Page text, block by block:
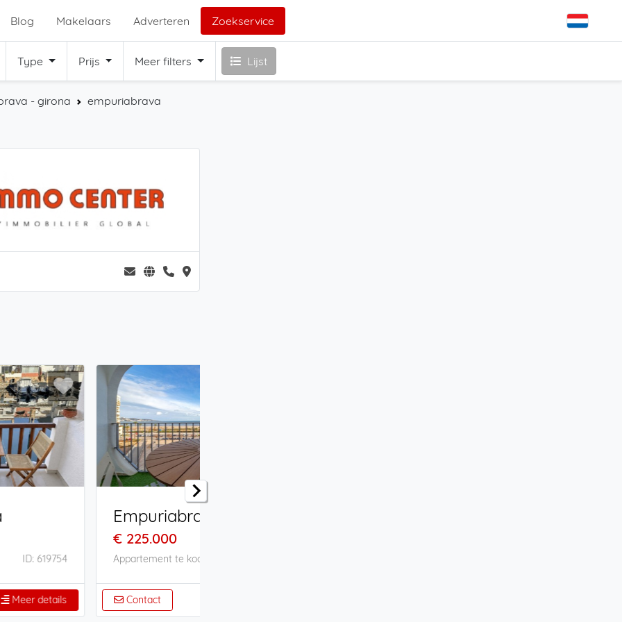
Blog Makelaars Adverteren Zoekservice
Type Prijs Meer filters Lijst
- girona
empuriabrava
te koop ID: 616177
Meer details
Empuriabrava
Appartement te koop